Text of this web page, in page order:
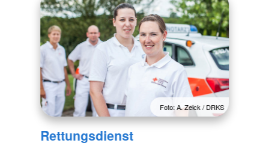
Foto: A. Zelck / DRKS
Rettungsdienst